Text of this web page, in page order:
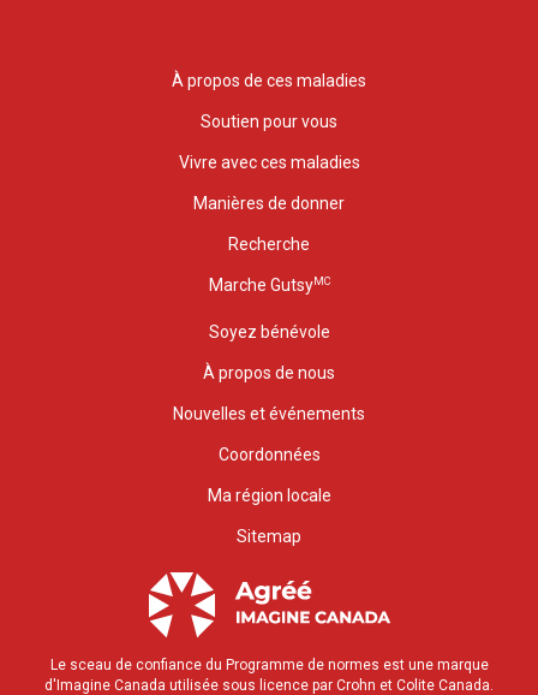
À propos de ces maladies
Soutien pour vous
Vivre avec ces maladies
Manières de donner
Recherche
Marche GutsyMC
Soyez bénévole
À propos de nous
Nouvelles et événements
Coordonnées
Ma région locale
Sitemap
Le sceau de confiance du Programme de normes est une marque
d'Imagine Canada utilisée sous licence par Crohn et Colite Canada.